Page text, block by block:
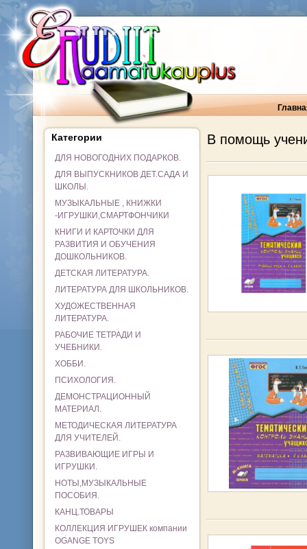
Категории
ДЛЯ НОВОГОДНИХ ПОДАРКОВ.
ДЛЯ ВЫПУСКНИКОВ ДЕТ.САДА И
ШКОЛЫ.
МУЗЫКАЛЬНЫЕ , КНИЖКИ
-ИГРУШКИ,СМАРТФОНЧИКИ
КНИГИ И КАРТОЧКИ ДЛЯ
РАЗВИТИЯ И ОБУЧЕНИЯ
ДОШКОЛЬНИКОВ.
ДЕТСКАЯ ЛИТЕРАТУРА.
ЛИТЕРАТУРА ДЛЯ ШКОЛЬНИКОВ.
ХУДОЖЕСТВЕННАЯ
ЛИТЕРАТУРА.
РАБОЧИЕ ТЕТРАДИ И
УЧЕБНИКИ.
ХОББИ.
ПСИХОЛОГИЯ.
ДЕМОНСТРАЦИОННЫЙ
МАТЕРИАЛ.
МЕТОДИЧЕСКАЯ ЛИТЕРАТУРА
ДЛЯ УЧИТЕЛЕЙ.
РАЗВИВАЮЩИЕ ИГРЫ И
ИГРУШКИ.
НОТЫ,МУЗЫКАЛЬНЫЕ
ПОСОБИЯ.
КАНЦ.ТОВАРЫ
КОЛЛЕКЦИЯ ИГРУШЕК компании
OGANGE TOYS
В помощь